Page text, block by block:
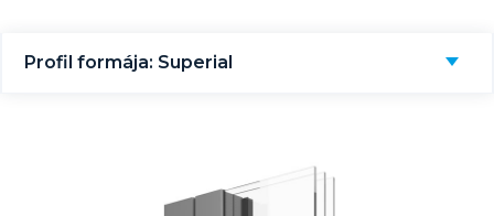
Profil formája: Superial